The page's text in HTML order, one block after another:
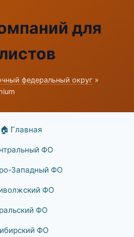
для
федеральный округ »
🏠 Главная
ФО
Западный ФО
ФО
ФО
ФО